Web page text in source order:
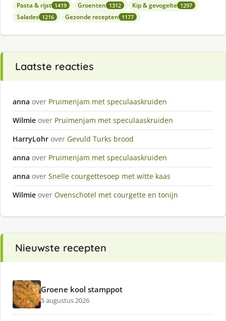
Pasta & rijst 1419 Groenten 1312 Kip & gevogelte 1297
Salades 1216 Gezonde recepten 1177
Laatste reacties
anna over Pruimenjam met speculaaskruiden
Wilmie over Pruimenjam met speculaaskruiden
HarryLohr over Gevuld Turks brood
anna over Pruimenjam met speculaaskruiden
anna over Snelle courgettesoep met witte kaas
Wilmie over Ovenschotel met courgette en tonijn
Nieuwste recepten
Groene kool stamppot
5 augustus 2026